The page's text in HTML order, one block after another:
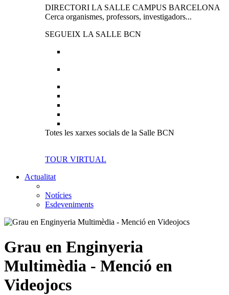
DIRECTORI LA SALLE CAMPUS BARCELONA
Cerca organismes, professors, investigadors...
SEGUEIX LA SALLE BCN
Totes les xarxes socials de la Salle BCN
TOUR VIRTUAL
Actualitat
Notícies
Esdeveniments
Grau en Enginyeria
Multimèdia - Menció en
Videojocs